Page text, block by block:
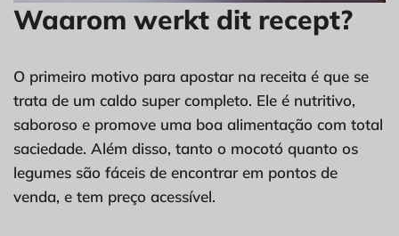
Waarom werkt dit recept?
O primeiro motivo para apostar na receita é que se
trata de um caldo super completo. Ele é nutritivo,
saboroso e promove uma boa alimentação com total
saciedade. Além disso, tanto o mocotó quanto os
legumes são fáceis de encontrar em pontos de
venda, e tem preço acessível.